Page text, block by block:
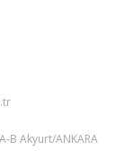
B Akyurt/ANKARA